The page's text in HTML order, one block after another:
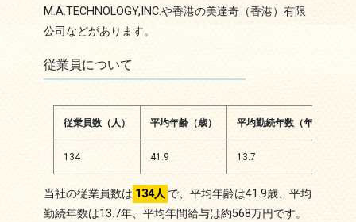
M.A.TECHNOLOGY,INC.や香港の美達奇（香港）有限
公司などがあります。
従業員について
従業員数（人） 平均年齢（歳） 平均勤続年数（年）
134 41.9 13.7
当社の従業員数は 134人 で、平均年齢は41.9歳、平均
勤続年数は13.7年、平均年間給与は約568万円です。